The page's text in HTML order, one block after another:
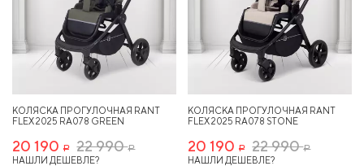
КОЛЯСКА ПРОГУЛОЧНАЯ RANT
FLEX 2025 RA078 GREEN
20 190 Р 22 990Р
НАШЛИ ДЕШЕВЛЕ?
КОЛЯСКА ПРОГУЛОЧНАЯ RANT
FLEX 2025 RA078 STONE
20 190 Р 22 990Р
НАШЛИ ДЕШЕВЛЕ?